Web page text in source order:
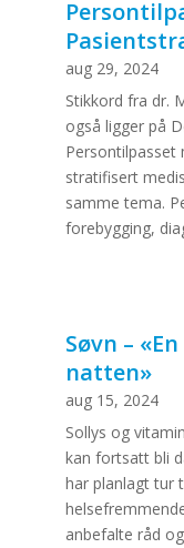
aug 29, 2024
Stikkord fra dr.
også ligger på
Persontilpasset
stratifisert
samme tema.
forebygging,
Søvn –
natten»
aug 15, 2024
Sollys og
kan fortsatt bli
har planlagt tur
anbefalte råd